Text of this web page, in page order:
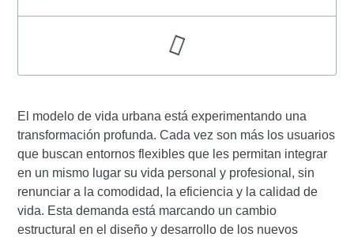
El modelo de vida urbana está experimentando una
transformación profunda. Cada vez son más los usuarios
que buscan entornos flexibles que les permitan integrar
en un mismo lugar su vida personal y profesional, sin
renunciar a la comodidad, la eficiencia y la calidad de
vida. Esta demanda está marcando un cambio
estructural en el diseño y desarrollo de los nuevos